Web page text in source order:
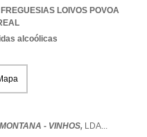
LOIVOS POVOA
alcoólicas
- VINHOS, LDA...